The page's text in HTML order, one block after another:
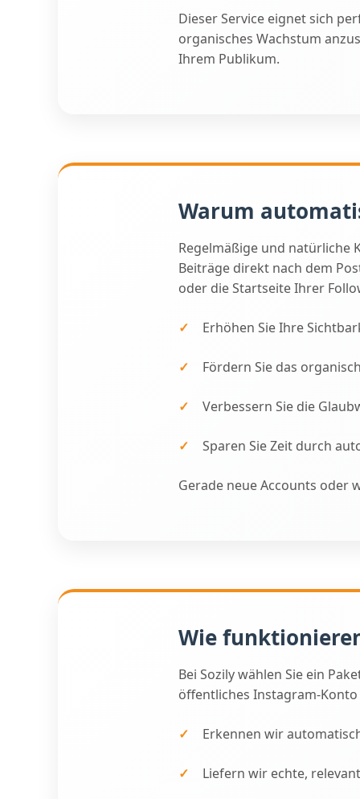
Dieser Service eignet sich
organisches Wachstum
Ihrem Publikum.
Warum
Regelmäßige und natürliche
Beiträge direkt nach dem
oder die Startseite Ihrer
Erhöhen Sie Ihre
Fördern Sie das
Verbessern Sie die
Sparen Sie Zeit durch
Gerade neue Accounts oder
Wie
Bei Sozily wählen Sie ein
öffentliches Instagram-
Erkennen wir
Liefern wir echte,